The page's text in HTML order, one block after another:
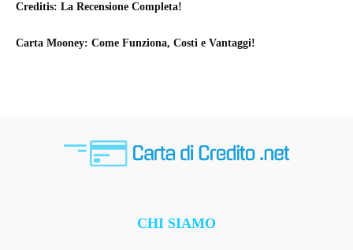
Creditis: La Recensione Completa!
Carta Mooney: Come Funziona, Costi e Vantaggi!
CHI SIAMO